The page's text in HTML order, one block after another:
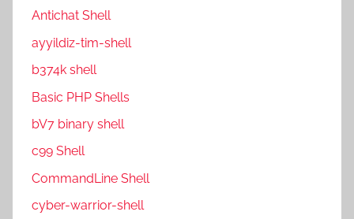
Antichat Shell
ayyildiz-tim-shell
b374k shell
Basic PHP Shells
bV7 binary shell
c99 Shell
CommandLine Shell
cyber-warrior-shell